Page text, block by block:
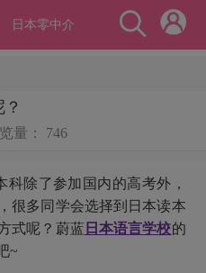
日本零中介
量： 746
除了参加国内的高考外，
很多同学会选择到日本读本
式呢？蔚蓝 日本语言学校的
~